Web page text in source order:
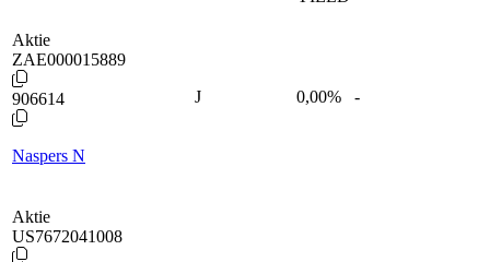
Aktie
ZAE000015889
906614
Naspers N
J 0,00% -
Aktie
US7672041008